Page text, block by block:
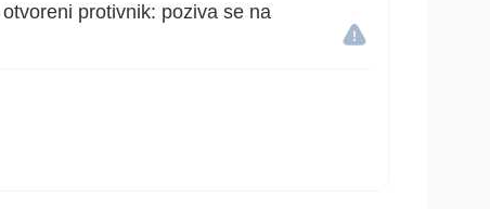
protivnik: poziva se na